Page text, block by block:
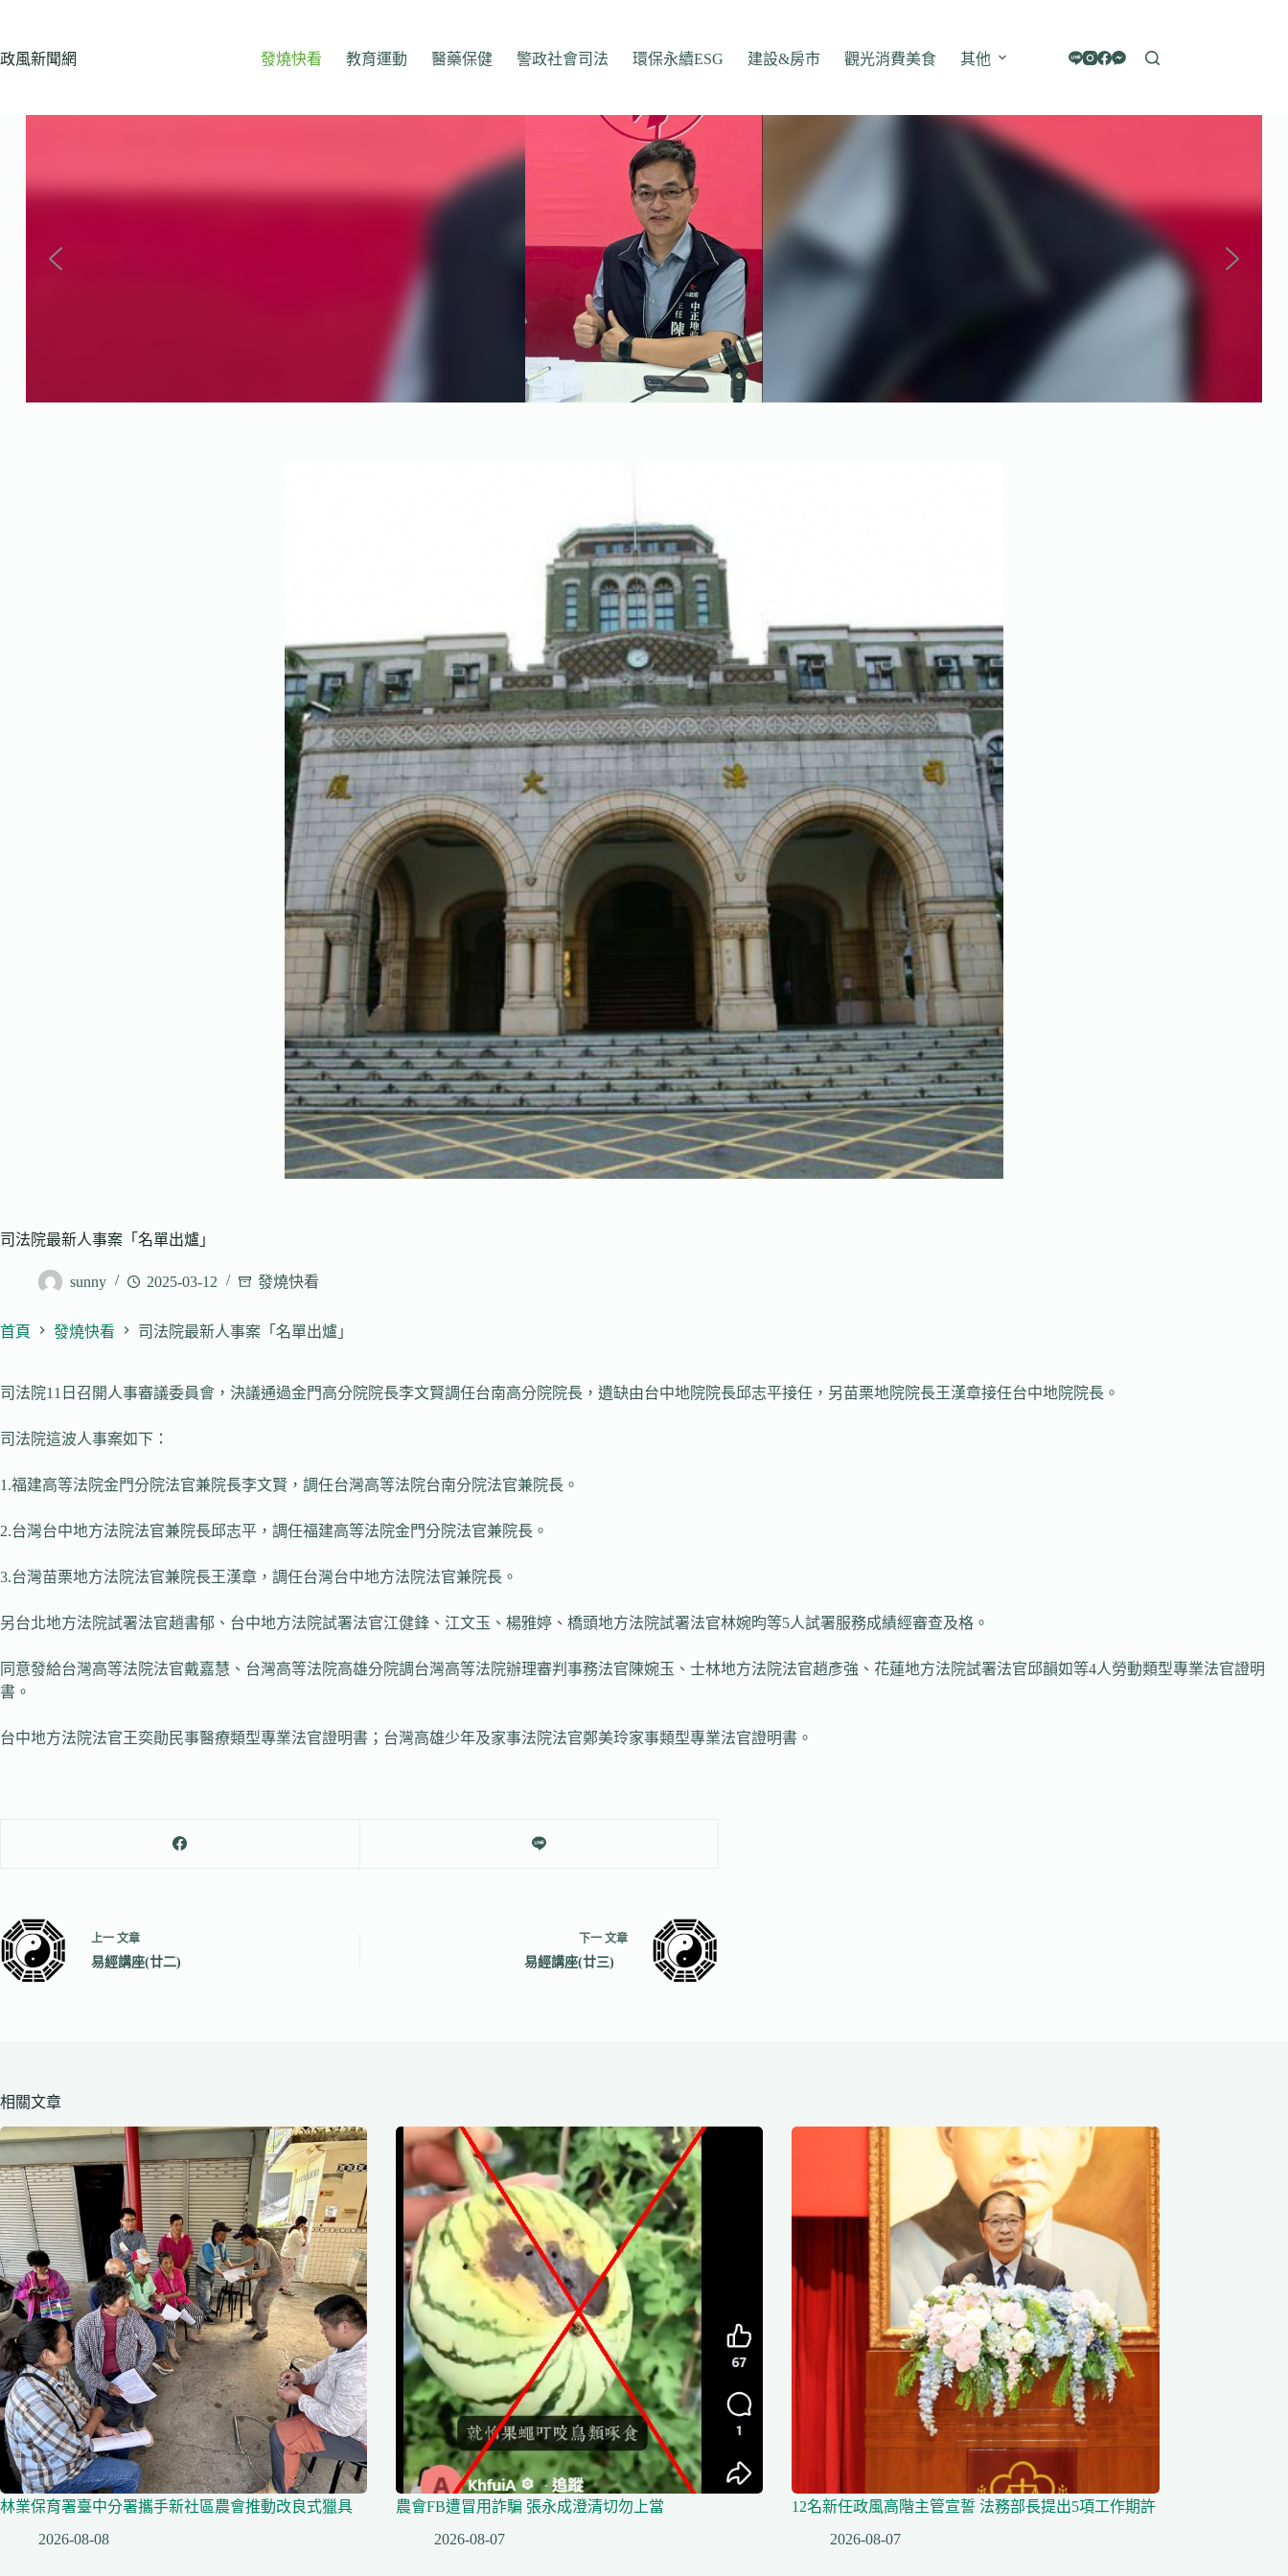
主
政風新聞網 發燒快看 教育運動 醫藥保健 警政社會司法 環保永續ESG 建設&房市 觀光消費美食 其他
司法院最新人事案「名單出爐」
sunny 2025-03-12 發燒快看
首頁 發燒快看 司法院最新人事案「名單出爐」
司法院11日召開人事審議委員會，決議通過金門高分院院長李文賢調任台南高分院院長，遺缺由台中地院院長邱志平接任，另苗栗地院院長王漢章接任台中地院院長。
司法院這波人事案如下：
1.福建高等法院金門分院法官兼院長李文賢，調任台灣高等法院台南分院法官兼院長。
2.台灣台中地方法院法官兼院長邱志平，調任福建高等法院金門分院法官兼院長。
3.台灣苗栗地方法院法官兼院長王漢章，調任台灣台中地方法院法官兼院長。
另台北地方法院試署法官趙書郁、台中地方法院試署法官江健鋒、江文玉、楊雅婷、橋頭地方法院試署法官林婉昀等5人試署服務成績經審查及格。
同意發給台灣高等法院法官戴嘉慧、台灣高等法院高雄分院調台灣高等法院辦理審判事務法官陳婉玉、士林地方法院法官趙彥強、花蓮地方法院試署法官邱韻如等4人勞動類型專業法官證明
書。
台中地方法院法官王奕勛民事醫療類型專業法官證明書；台灣高雄少年及家事法院法官鄭美玲家事類型專業法官證明書。
上一 文章
易經講座(廿二)
下一 文章
易經講座(廿三)
相關文章
林業保育署臺中分署攜手新社區農會推動改良式獵具
2026-08-08
農會FB遭冒用詐騙 張永成澄清切勿上當
2026-08-07
12名新任政風高階主管宣誓 法務部長提出5項工作期許
2026-08-07